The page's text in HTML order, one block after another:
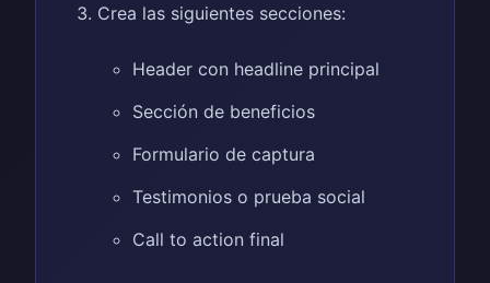
Crea las siguientes secciones:
Header con headline principal
Sección de beneficios
Formulario de captura
Testimonios o prueba social
Call to action final